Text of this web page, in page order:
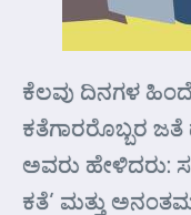
ಕೆಲವು ದಿನಗಳ
ಕತೆಗಾರರೊಬ್ಬರ
ಅವರು ಹೇಳಿದರು:
ಕತೆ’ ಮತ್ತು